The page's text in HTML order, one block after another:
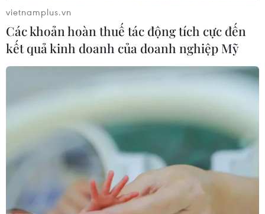
Quốc hội thông qua Nghị quyết về quy
vietnamplus.vn
Các khoản hoàn thuế tác động tích cực đến
kết quả kinh doanh của doanh nghiệp Mỹ